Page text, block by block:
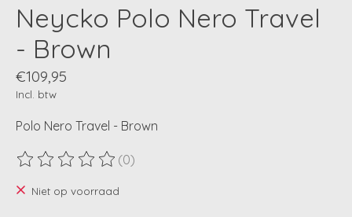
Neycko Polo Nero Travel
- Brown
€109,95
Incl. btw
Polo Nero Travel - Brown
De beoordeling van dit product is
(0)
Niet op voorraad